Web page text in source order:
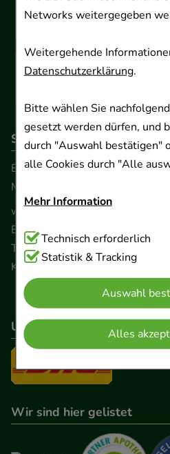
Networks weitergegeben
Weitergehende
Datenschutzerklärung.
Bitte wählen Sie
gesetzt werden dürfen, und
durch "Auswahl bestätigen"
alle Cookies durch "Alle
Mehr Information
Technisch Notwendig:
Cookies, die für die
Website notwendig sind
Warenkorb, Kundenkonto),
verzichtet werden kann.
Komfort:Diese Cookies
Einkaufserlebnis noch
beispielsweise für die
Besuchers oder unsere Seite
Verhaltensweisen (z.B.
anzupassen. Komfort-
Technisch erforderlich
Statistik & Tracking
Auswahl
Alles
So erreichen Sie uns
Beratung und Kundenservice:
Montag - Freitag von 9.00 bis
www.ApoSalis.de· E-Mail:
Ernst-August-Platz 2 · 30159
Telefon 0511 89 71 80 0 · Fax
Kontaktformular
Unser Versanddienstleister
Wir sind hier gelistet